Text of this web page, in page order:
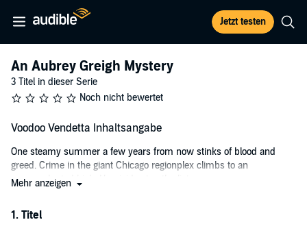
Jetzt testen
An Aubrey Greigh Mystery
3 Titel in dieser Serie
Noch nicht bewertet
Voodoo Vendetta Inhaltsangabe
One steamy summer a few years from now stinks of blood and
greed. Crime in the giant Chicago regionplex climbs to an
unprecedented high. Homicides top the list.
Hotel Literati, the famous inaugural poet laureate and Creole activist,
Mehr anzeigen
1. Titel